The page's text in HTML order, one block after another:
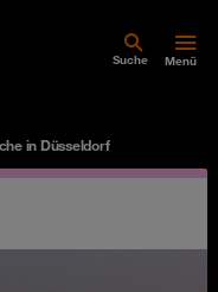
Suche Menü
in Düsseldorf